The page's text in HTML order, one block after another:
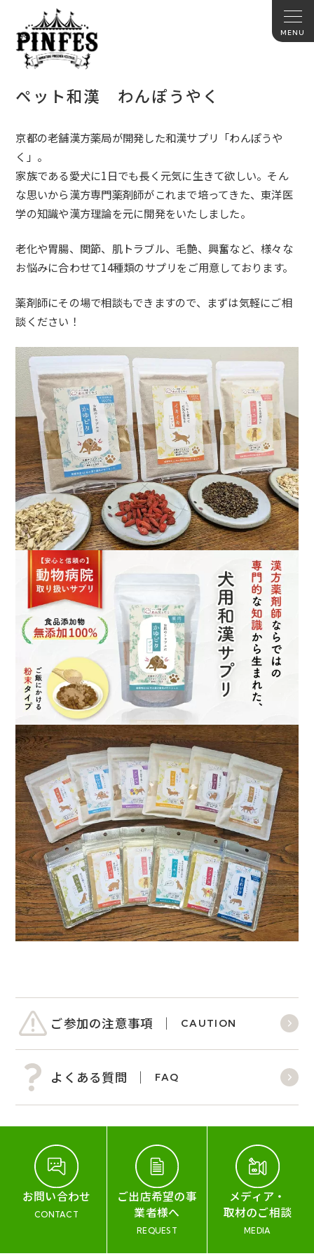
ペット和漢 わんぽうやく
京都の老舗漢方薬局が開発した和漢サプリ「わんぽうや
く」。
家族である愛犬に1日でも長く元気に生きて欲しい。そん
な思いから漢方専門薬剤師がこれまで培ってきた、東洋医
学の知識や漢方理論を元に開発をいたしました。
老化や胃腸、関節、肌トラブル、毛艶、興奮など、様々な
お悩みに合わせて14種類のサプリをご用意しております。
薬剤師にその場で相談もできますので、まずは気軽にご相
談ください！
ご参加の注意事項 CAUTION
よくある質問 FAQ
お問い合わせ
CONTACT
ご出店希望の事
業者様へ
REQUEST
メディア・
取材のご相談
MEDIA